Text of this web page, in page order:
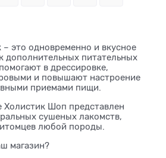
– это одновременно и вкусное
дополнительных питательных
в дрессировке,
и повышают настроение
приемами пищи.
Холистик Шоп представлен
сушеных лакомств,
любой породы.
магазин?